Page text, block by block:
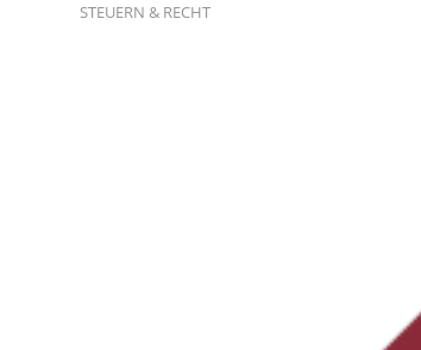
STEUERN & RECHT